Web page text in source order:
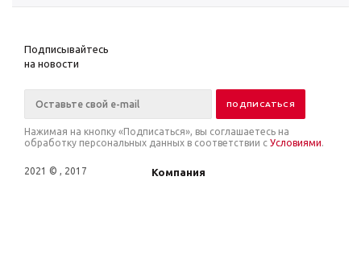
Подписывайтесь
на новости
Нажимая на кнопку «Подписаться», вы соглашаетесь на
обработку персональных данных в соответствии с Условиями.
2021 © , 2017 Компания